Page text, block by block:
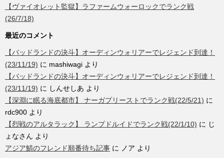
【ヴァイオレット監獄】ラファームウォーロックでランク戦
(26/7/18)
最近のコメント
【バッドランドの決斗】オーディンウォリアーでレジェンド到達！
(23/11/19) に mashiwagi より
【バッドランドの決斗】オーディンウォリアーでレジェンド到達！
(23/11/19) に しんせしあ より
【深淵に眠る海底都市】 ナーガプリーストでランク戦(22/5/21) に
rdc900 より
【烈戦のアルタラック】 ランプドルイドでランク戦(22/1/10) に じ
ょなさん より
アジア鯖のフレンド順番待ち記事 に ノア より